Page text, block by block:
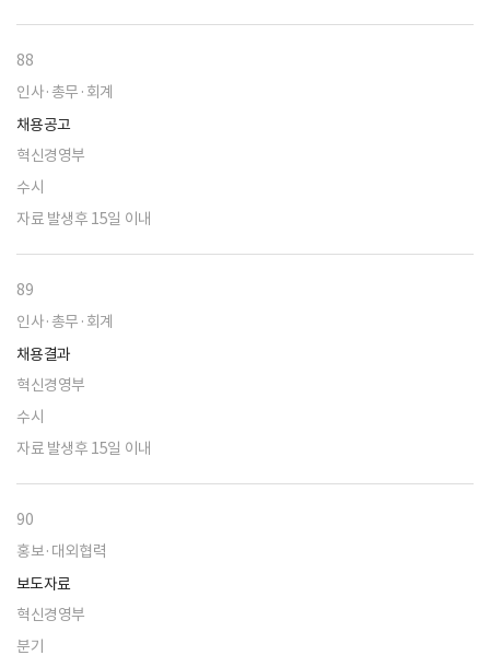
88
인사·총무·회계
채용공고
혁신경영부
수시
자료 발생후 15일 이내
89
인사·총무·회계
채용결과
혁신경영부
수시
자료 발생후 15일 이내
90
홍보·대외협력
보도자료
혁신경영부
분기